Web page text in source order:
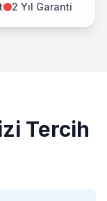
2 Yıl Garanti
Tercih